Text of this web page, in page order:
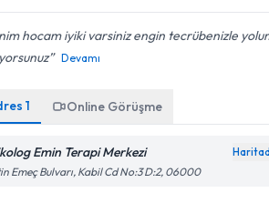
hocam iyiki varsiniz engin tecrübenizle
Devamı
1 Online Görüşme
Emin Terapi Merkezi
Emeç Bulvarı, Kabil Cd No:3 D:2, 06000